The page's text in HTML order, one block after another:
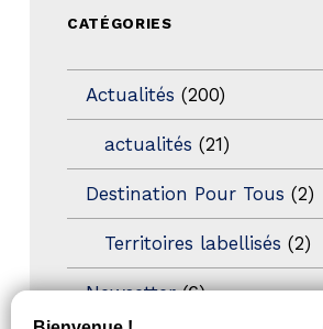
CATÉGORIES
Actualités (200)
actualités (21)
Destination Pour Tous (2)
Territoires labellisés (2)
Newsetter(6)